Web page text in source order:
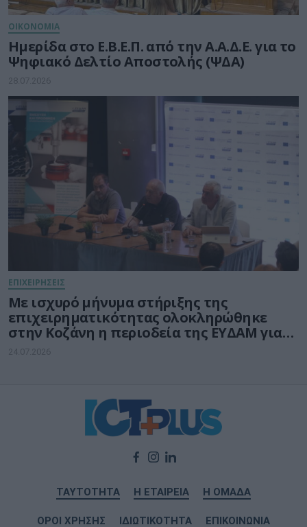
ΟΙΚΟΝΟΜΙΑ
Ημερίδα στο Ε.Β.Ε.Π. από την Α.Α.Δ.Ε. για το
Ψηφιακό Δελτίο Αποστολής (ΨΔΑ)
28.07.2026
ΕΠΙΧΕΙΡΗΣΕΙΣ
Με ισχυρό μήνυμα στήριξης της
επιχειρηματικότητας ολοκληρώθηκε
στην Κοζάνη η περιοδεία της ΕΥΔΑΜ για
τις νέες δράσεις ύψους 140 εκατ. ευρώ
24.07.2026
ΤΑΥΤΟΤΗΤΑ Η ΕΤΑΙΡΕΙΑ Η ΟΜΑΔΑ
ΟΡΟΙ ΧΡΗΣΗΣ ΙΔΙΩΤΙΚΟΤΗΤΑ ΕΠΙΚΟΙΝΩΝΙΑ